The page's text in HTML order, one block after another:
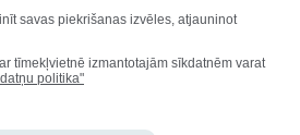
savas piekrišanas izvēles, atjauninot
tīmekļvietnē izmantotajām sīkdatnēm varat
politika"